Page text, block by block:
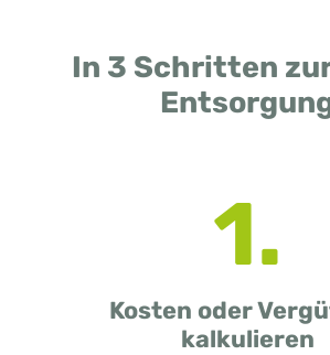
In 3 Schritten
1.
Kosten oder
kalkulieren